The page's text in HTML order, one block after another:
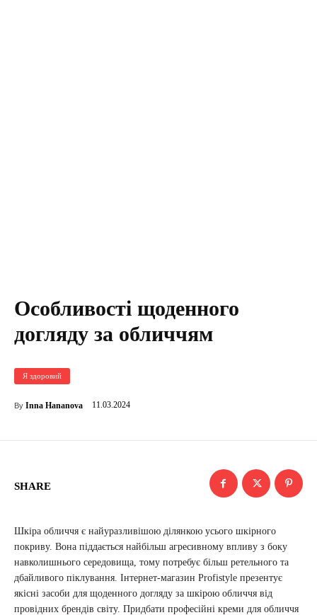
Особливості щоденного
догляду за обличчям
Я здоровий
By Inna Hananova 11.03.2024
SHARE
Шкіра обличчя є найуразливішою ділянкою усього шкірного
покриву. Вона піддається найбільш агресивному впливу з боку
навколишнього середовища, тому потребує більш ретельного та
дбайливого піклування. Інтернет-магазин Profistyle презентує
якісні засоби для щоденного догляду за шкірою обличчя від
провідних брендів світу. Придбати професійні креми для обличчя